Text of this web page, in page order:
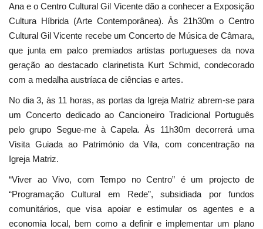
Ana e o Centro Cultural Gil Vicente dão a conhecer a Exposição
Cultura Híbrida (Arte Contemporânea). Às 21h30m o Centro
Cultural Gil Vicente recebe um Concerto de Música de Câmara,
que junta em palco premiados artistas portugueses da nova
geração ao destacado clarinetista Kurt Schmid, condecorado
com a medalha austríaca de ciências e artes.
No dia 3, às 11 horas, as portas da Igreja Matriz abrem-se para
um Concerto dedicado ao Cancioneiro Tradicional Português
pelo grupo Segue-me à Capela. Às 11h30m decorrerá uma
Visita Guiada ao Património da Vila, com concentração na
Igreja Matriz.
“Viver ao Vivo, com Tempo no Centro” é um projecto de
“Programação Cultural em Rede”, subsidiada por fundos
comunitários, que visa apoiar e estimular os agentes e a
economia local, bem como a definir e implementar um plano